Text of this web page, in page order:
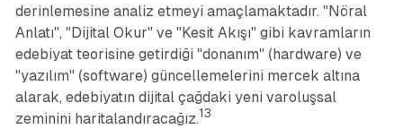
derinlemesine analiz etmeyi amaçlamaktadır. "Nöral
Anlatı", "Dijital Okur" ve "Kesit Akışı" gibi kavramların
edebiyat teorisine getirdiği "donanım" (hardware) ve
"yazılım" (software) güncellemelerini mercek altına
alarak, edebiyatın dijital çağdaki yeni varoluşsal
zeminini haritalandıracağız.13